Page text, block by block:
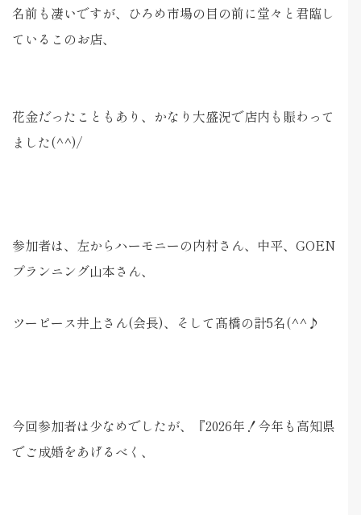
名前も凄いですが、ひろめ市場の目の前に堂々と君臨し
ているこのお店、
花金だったこともあり、かなり大盛況で店内も賑わって
ました(^^)/
参加者は、左からハーモニーの内村さん、中平、GOEN
プランニング山本さん、
ツーピース井上さん(会長)、そして髙橋の計5名(^^♪
今回参加者は少なめでしたが、『2026年！今年も高知県
でご成婚をあげるべく、